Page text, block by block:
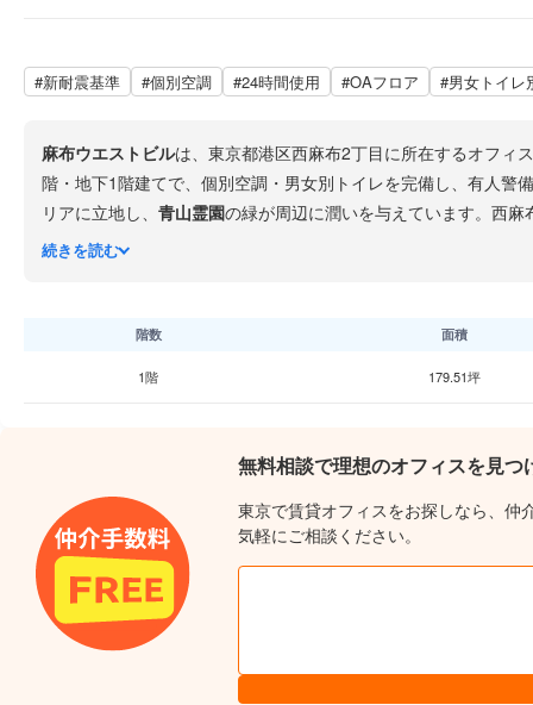
#新耐震基準 #個別空調 #24時間使用 #OAフロア #男女トイレ
麻布ウエストビルは、東京都港区西麻布2丁目に所在するオフィ
階・地下1階建てで、個別空調・男女別トイレを完備し、有人警
リアに立地し、 青山霊園の緑が周辺に潤いを与えています。西
アドレスのオフィスビルです。
続きを読む
階数 面積
1階 179.51坪
無料相談で理想のオフィスを見つ
東京で賃貸オフィスをお探しなら、仲
気軽にご相談ください。